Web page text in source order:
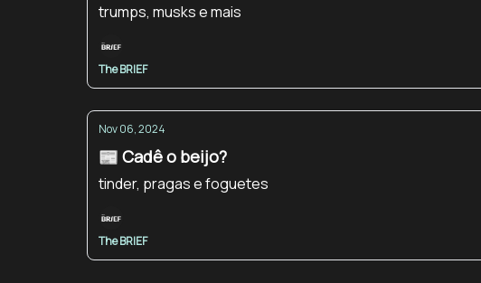
trumps, musks e mais
The BRIEF
Nov 06, 2024
📰 Cadê o beijo?
tinder, pragas e foguetes
The BRIEF